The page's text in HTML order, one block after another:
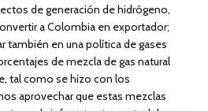
de generación de hidrógeno,
a Colombia en exportador;
también en una política de gases
de mezcla de gas natural
tal como se hizo con los
aprovechar que estas mezclas